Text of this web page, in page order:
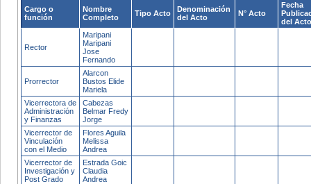
Cargo o
función
Nombre
Completo
Tipo Acto
Denominación
del Acto
N° Acto
Fecha
del Acto
Rector
Maripani
Maripani
Jose
Fernando
Prorrector
Alarcon
Bustos Elide
Mariela
Vicerrectora de
Administración
y Finanzas
Cabezas
Belmar Fredy
Jorge
Vicerrector de
Vinculación
con el Medio
Flores Aguila
Melissa
Andrea
Vicerrector de
Investigación y
Post Grado
Estrada Goic
Claudia
Andrea